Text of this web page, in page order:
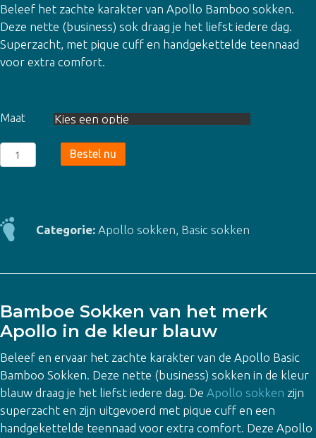
€8,95.
is:
€6,95.
Beleef het zachte karakter van Apollo Bamboo sokken.
Deze nette (business) sok draag je het liefst iedere dag.
Superzacht, met pique cuff en handgekettelde teennaad
voor extra comfort.
Maat
Apollo
Basic
Blauw
pack
Bestel nu
Categorie: Apollo sokken, Basic sokken
Bamboe Sokken van het merk
Apollo in de kleur blauw
Beleef en ervaar het zachte karakter van de Apollo Basic
Bamboo Sokken. Deze nette (business) sokken in de kleur
blauw draag je het liefst iedere dag. De Apollo sokken zijn
superzacht en zijn uitgevoerd met pique cuff en een
handgekettelde teennaad voor extra comfort. Deze Apollo